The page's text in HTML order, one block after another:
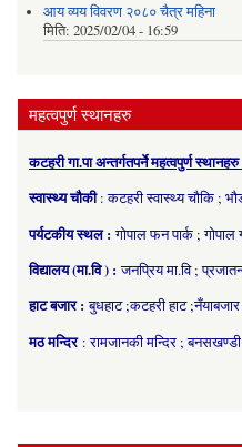
आय व्यय विवरण २०८० चैत्र महिना
मिति: 2025/02/04 - 16:59
महत्वपुर्ण स्थानहरु
कटहरी गा.पा अन्तर्गतपर्ने महत्वपुर्ण
स्वास्थ्य चौकी: कटहरी स्वास्थ्य चौकि ;
पर्यटकीय स्थल :गोपाल फन पार्क ; गोपाल
विद्यालय (मा.वि ) :जनप्रिय मा.वि ;
हाट बजार :बुधहाट ;कटहरी हाट ;नँयाबजार
मठ मन्दिर : रामजानकी मन्दिर ;